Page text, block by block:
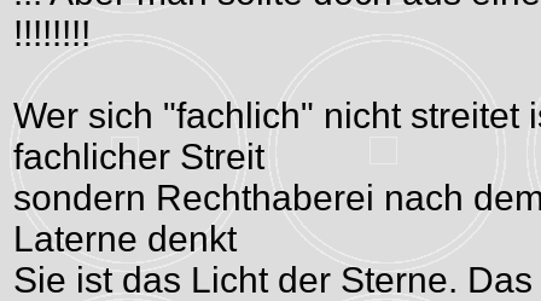
!!!!!!!!
Wer sich "fachlich" nicht streitet
fachlicher Streit
sondern Rechthaberei nach
Laterne denkt
Sie ist das Licht der Sterne.